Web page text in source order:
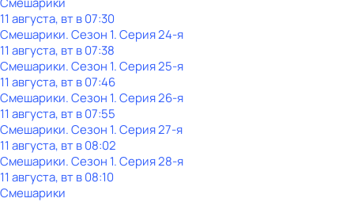
11 августа, вт в 07:30
Смешарики. Сезон 1. Серия 24-я
11 августа, вт в 07:38
Смешарики. Сезон 1. Серия 25-я
11 августа, вт в 07:46
Смешарики. Сезон 1. Серия 26-я
11 августа, вт в 07:55
Смешарики. Сезон 1. Серия 27-я
11 августа, вт в 08:02
Смешарики. Сезон 1. Серия 28-я
11 августа, вт в 08:10
Смешарики